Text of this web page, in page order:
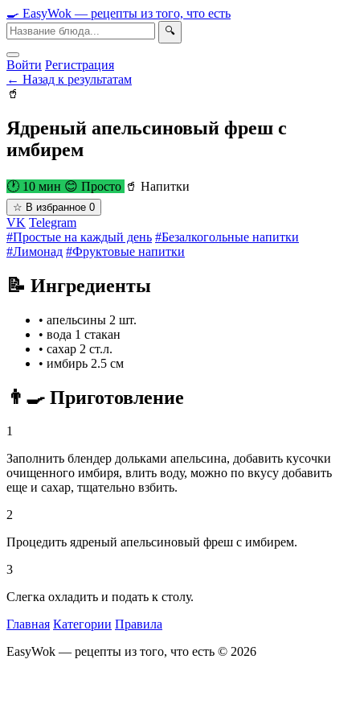
🍳 EasyWok — рецепты из того, что есть
🔍
Войти Регистрация
← Назад к результатам
🥤
Ядреный апельсиновый фреш с
имбирем
🕐 10 мин 😊 Просто 🥤 Напитки
☆ В избранное 0
VK Telegram
#Простые на каждый день #Безалкогольные напитки
#Лимонад #Фруктовые напитки
📝 Ингредиенты
• апельсины 2 шт.
• вода 1 стакан
• сахар 2 ст.л.
• имбирь 2.5 см
👨‍🍳 Приготовление
1
Заполнить блендер дольками апельсина, добавить кусочки
очищенного имбиря, влить воду, можно по вкусу добавить
еще и сахар, тщательно взбить.
2
Процедить ядреный апельсиновый фреш с имбирем.
3
Слегка охладить и подать к столу.
Главная Категории Правила
EasyWok — рецепты из того, что есть © 2026